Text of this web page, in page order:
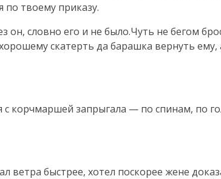
по твоему приказу.
он, словно его и не было.Чуть не бегом
скатерть да барашка вернуть ему,
с корчмаршей запрыгала — по спинам, по
ветра быстрее, хотел поскорее жене